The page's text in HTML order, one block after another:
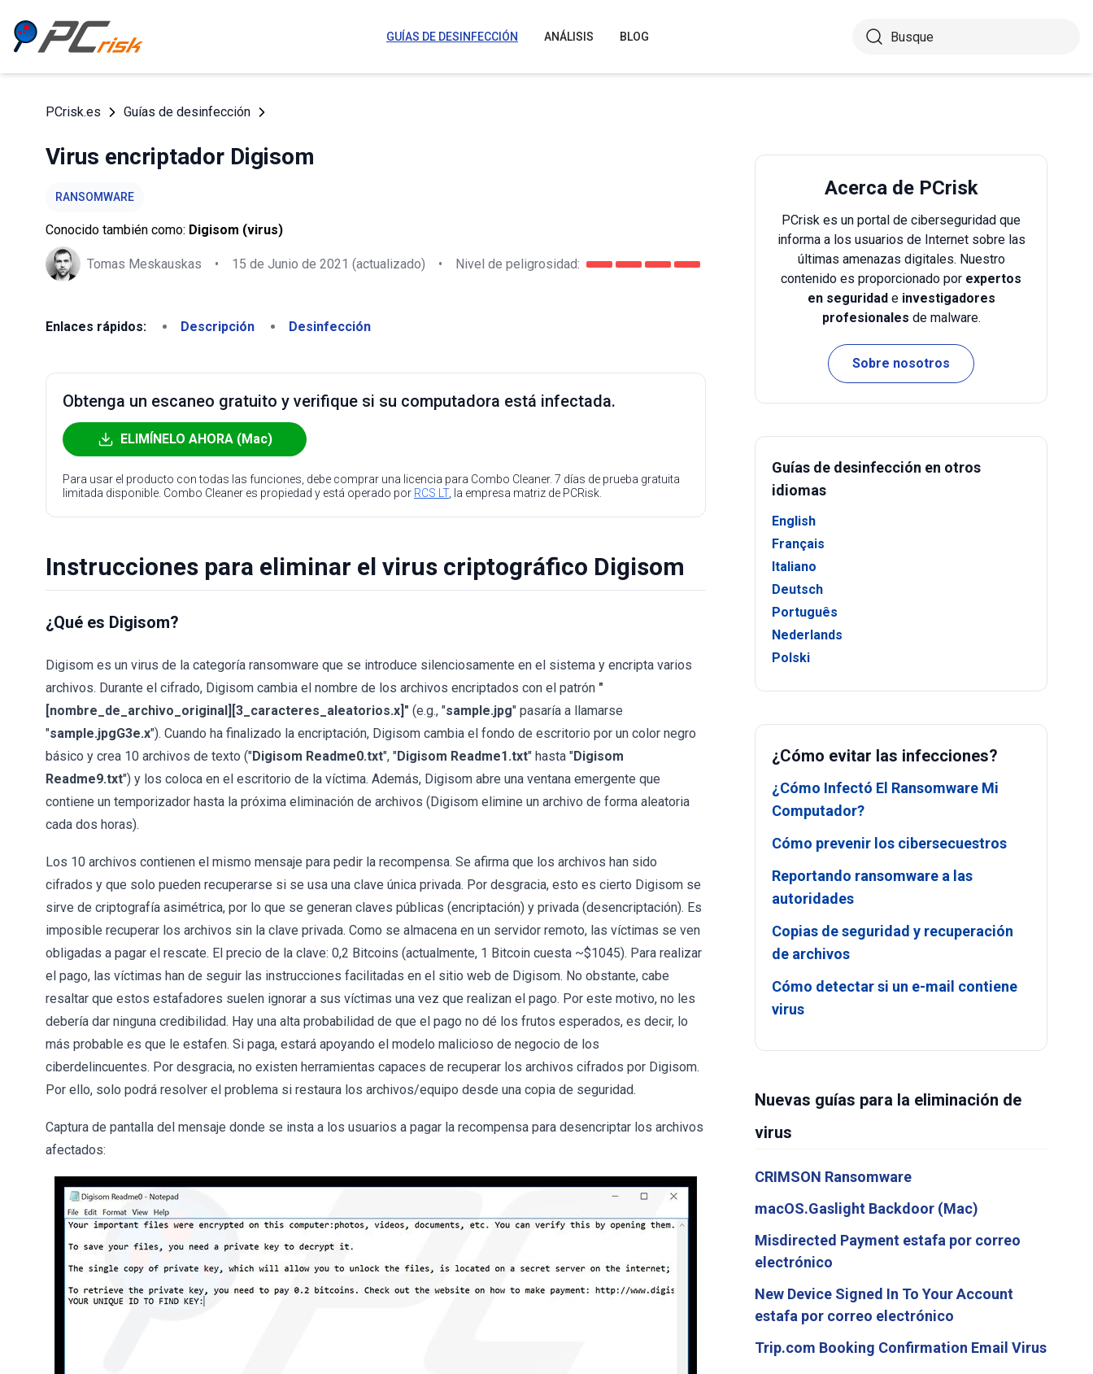
GUÍAS DE DESINFECCIÓN ANÁLISIS BLOG
PCrisk.es Guías de desinfección
Virus encriptador Digisom
RANSOMWARE
Conocido también como: Digisom (virus)
Tomas Meskauskas • 15 de Junio de 2021 (actualizado) • Nivel de peligrosidad:
Enlaces rápidos: Descripción Desinfección
Obtenga un escaneo gratuito y verifique si su computadora está infectada.
ELIMÍNELO AHORA (Mac)
Para usar el producto con todas las funciones, debe comprar una licencia para Combo Cleaner. 7 días de prueba gratuita
limitada disponible. Combo Cleaner es propiedad y está operado por RCS LT, la empresa matriz de PCRisk.
Instrucciones para eliminar el virus criptográfico Digisom
¿Qué es Digisom?
Digisom es un virus de la categoría ransomware que se introduce silenciosamente en el sistema y encripta varios
archivos. Durante el cifrado, Digisom cambia el nombre de los archivos encriptados con el patrón "
[nombre_de_archivo_original][3_caracteres_aleatorios.x]" (e.g., "sample.jpg" pasaría a llamarse
"sample.jpgG3e.x"). Cuando ha finalizado la encriptación, Digisom cambia el fondo de escritorio por un color negro
básico y crea 10 archivos de texto ("Digisom Readme0.txt", "Digisom Readme1.txt" hasta "Digisom
Readme9.txt") y los coloca en el escritorio de la víctima. Además, Digisom abre una ventana emergente que
contiene un temporizador hasta la próxima eliminación de archivos (Digisom elimine un archivo de forma aleatoria
cada dos horas).
Los 10 archivos contienen el mismo mensaje para pedir la recompensa. Se afirma que los archivos han sido
cifrados y que solo pueden recuperarse si se usa una clave única privada. Por desgracia, esto es cierto Digisom se
sirve de criptografía asimétrica, por lo que se generan claves públicas (encriptación) y privada (desencriptación). Es
imposible recuperar los archivos sin la clave privada. Como se almacena en un servidor remoto, las víctimas se ven
obligadas a pagar el rescate. El precio de la clave: 0,2 Bitcoins (actualmente, 1 Bitcoin cuesta ~$1045). Para realizar
el pago, las víctimas han de seguir las instrucciones facilitadas en el sitio web de Digisom. No obstante, cabe
resaltar que estos estafadores suelen ignorar a sus víctimas una vez que realizan el pago. Por este motivo, no les
debería dar ninguna credibilidad. Hay una alta probabilidad de que el pago no dé los frutos esperados, es decir, lo
más probable es que le estafen. Si paga, estará apoyando el modelo malicioso de negocio de los
ciberdelincuentes. Por desgracia, no existen herramientas capaces de recuperar los archivos cifrados por Digisom.
Por ello, solo podrá resolver el problema si restaura los archivos/equipo desde una copia de seguridad.
Captura de pantalla del mensaje donde se insta a los usuarios a pagar la recompensa para desencriptar los archivos
afectados:
Acerca de PCrisk
PCrisk es un portal de ciberseguridad que
informa a los usuarios de Internet sobre las
últimas amenazas digitales. Nuestro
contenido es proporcionado por expertos
en seguridade investigadores
profesionales de malware.
Sobre nosotros
Guías de desinfección en otros
idiomas
English
Français
Italiano
Deutsch
Português
Nederlands
Polski
¿Cómo evitar las infecciones?
¿Cómo Infectó El Ransomware Mi
Computador?
Cómo prevenir los cibersecuestros
Reportando ransomware a las
autoridades
Copias de seguridad y recuperación
de archivos
Cómo detectar si un e-mail contiene
virus
Nuevas guías para la eliminación de
virus
CRIMSON Ransomware
macOS.Gaslight Backdoor (Mac)
Misdirected Payment estafa por correo
electrónico
New Device Signed In To Your Account
estafa por correo electrónico
Trip.com Booking Confirmation Email Virus